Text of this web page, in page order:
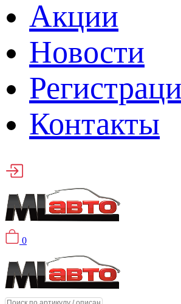
Акции
Новости
Контакты
0